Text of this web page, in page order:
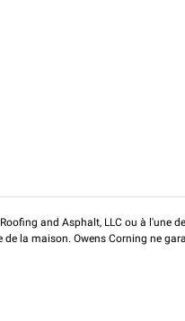
and Asphalt, LLC ou à l'une
la maison. Owens Corning ne